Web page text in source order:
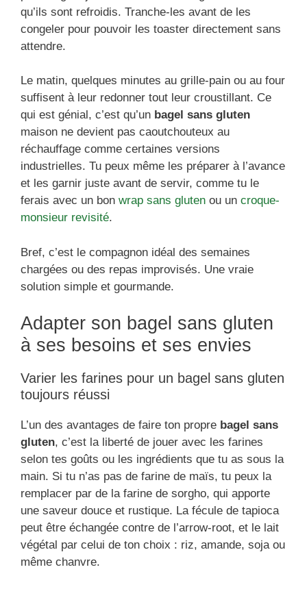
qu’ils sont refroidis. Tranche-les avant de les
congeler pour pouvoir les toaster directement sans
attendre.
Le matin, quelques minutes au grille-pain ou au four
suffisent à leur redonner tout leur croustillant. Ce
qui est génial, c’est qu’un bagel sans gluten
maison ne devient pas caoutchouteux au
réchauffage comme certaines versions
industrielles. Tu peux même les préparer à l’avance
et les garnir juste avant de servir, comme tu le
ferais avec un bon wrap sans gluten ou un croque-
monsieur revisité.
Bref, c’est le compagnon idéal des semaines
chargées ou des repas improvisés. Une vraie
solution simple et gourmande.
Adapter son bagel sans gluten
à ses besoins et ses envies
Varier les farines pour un bagel sans gluten
toujours réussi
L’un des avantages de faire ton propre bagel sans
gluten, c’est la liberté de jouer avec les farines
selon tes goûts ou les ingrédients que tu as sous la
main. Si tu n’as pas de farine de maïs, tu peux la
remplacer par de la farine de sorgho, qui apporte
une saveur douce et rustique. La fécule de tapioca
peut être échangée contre de l’arrow-root, et le lait
végétal par celui de ton choix : riz, amande, soja ou
même chanvre.